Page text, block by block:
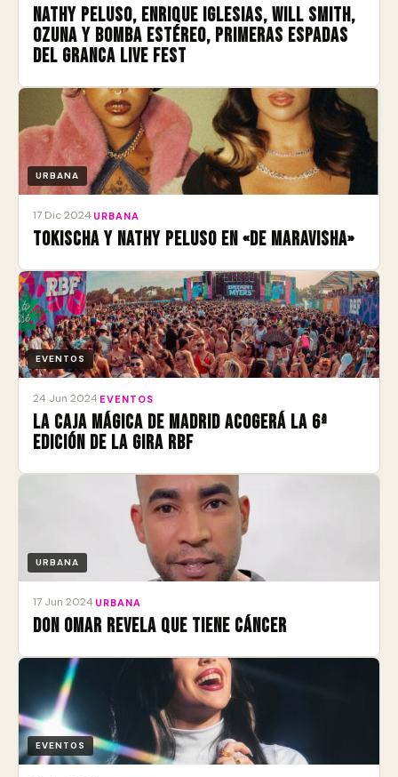
Nathy Peluso, Enrique Iglesias, Will Smith,
Ozuna y Bomba Estéreo, primeras espadas
del Granca Live Fest
URBANA
17 Dic 2024 URBANA
Tokischa y Nathy Peluso en «De Maravisha»
EVENTOS
24 Jun 2024 EVENTOS
La Caja Mágica de Madrid acogerá la 6ª
edición de la gira RBF
URBANA
17 Jun 2024 URBANA
Don Omar revela que tiene cáncer
EVENTOS